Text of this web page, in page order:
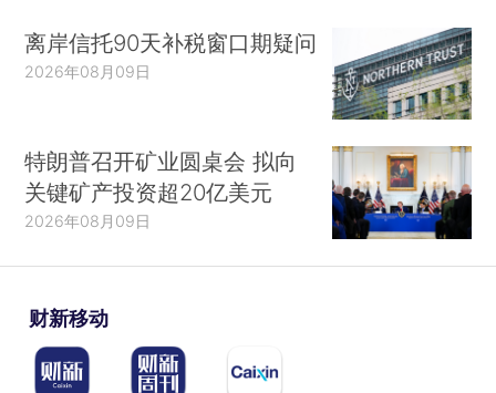
离岸信托90天补税窗口期疑问
2026年08月09日
特朗普召开矿业圆桌会 拟向
关键矿产投资超20亿美元
2026年08月09日
财新移动